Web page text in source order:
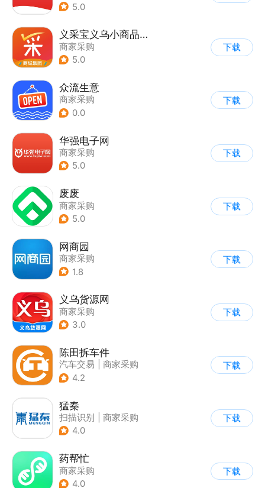
5.0
义采宝义乌小商品批发网
商家采购
5.0
下载
众流生意
商家采购
0.0
下载
华强电子网
商家采购
5.0
下载
废废
商家采购
5.0
下载
网商园
商家采购
1.8
下载
义乌货源网
商家采购
3.0
下载
陈田拆车件
汽车交易
商家采购
4.2
下载
猛秦
扫描识别
商家采购
4.0
下载
药帮忙
商家采购
4.0
下载